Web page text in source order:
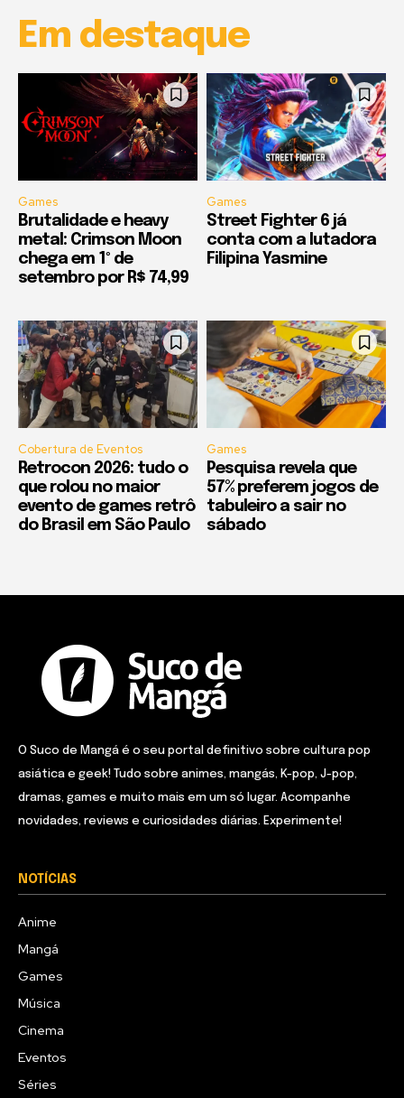
Em destaque
Games
Brutalidade e heavy
metal: Crimson Moon
chega em 1º de
setembro por R$ 74,99
Games
Street Fighter 6 já
conta com a lutadora
Filipina Yasmine
Cobertura de Eventos
Retrocon 2026: tudo o
que rolou no maior
evento de games retrô
do Brasil em São Paulo
Games
Pesquisa revela que
57% preferem jogos de
tabuleiro a sair no
sábado
O Suco de Mangá é o seu portal definitivo sobre cultura pop
asiática e geek! Tudo sobre animes, mangás, K-pop, J-pop,
dramas, games e muito mais em um só lugar. Acompanhe
novidades, reviews e curiosidades diárias. Experimente!
NOTÍCIAS
Anime
Mangá
Games
Música
Cinema
Eventos
Séries